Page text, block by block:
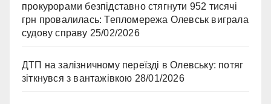
прокурорами безпідставно стягнути 952 тисячі
грн провалилась: Тепломережа Олевськ виграла
судову справу 25/02/2026
ДТП на залізничному переїзді в Олевську: потяг
зіткнувся з вантажівкою 28/01/2026